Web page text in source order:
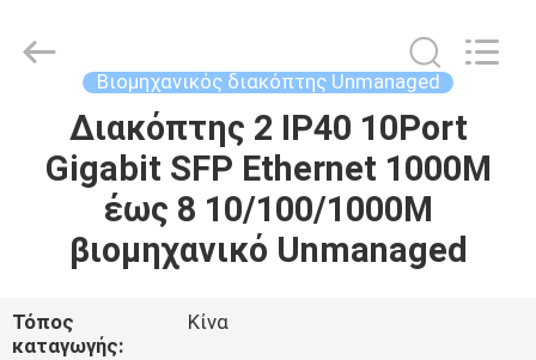
ΣΠΊΤΙ
ΠΡΟΪΌΝΤΑ
ΠΕΡΊΠΟΥ
ΕΜΕΊΣ
Technology
Co.,Ltd.
Βιομηχανικός διακόπτης Unmanaged
Διακόπτης 2 IP40 10Port
Gigabit SFP Ethernet 1000M
έως 8 10/100/1000M
βιομηχανικό Unmanaged
Τόπος
καταγωγής:
Κίνα